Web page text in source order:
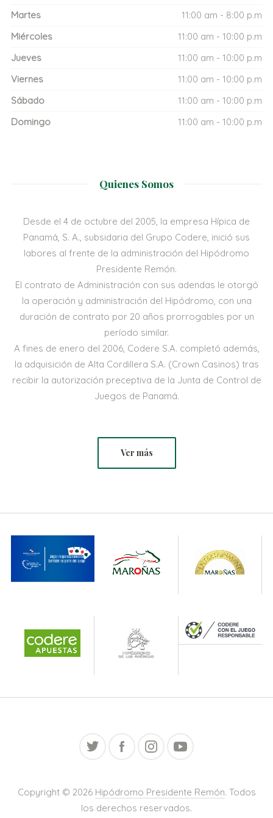
Martes
11:00 am - 8:00 p.m
Miércoles
11:00 am - 10:00 p.m
Jueves
11:00 am - 10:00 p.m
Viernes
11:00 am - 10:00 p.m
Sábado
11:00 am - 10:00 p.m
Domingo
11:00 am - 10:00 p.m
Quienes Somos
Desde el 4 de octubre del 2005, la empresa Hípica de
Panamá, S. A., subsidaria del Grupo Codere, inició sus
labores al frente de la administración del Hipódromo
Presidente Remón.
El contrato de Administración con sus adendas le otorgó
la operación y administración del Hipódromo, con una
duración de contrato por 20 años prorrogables por un
período similar.
A fines de enero del 2006, Codere S.A. completó además,
la adquisición de Alta Cordillera S.A. (Crown Casinos) tras
recibir la autorización preceptiva de la Junta de Control de
Juegos de Panamá.
Ver más
Copyright © 2026 Hipódromo Presidente Remón. Todos
los derechos reservados.